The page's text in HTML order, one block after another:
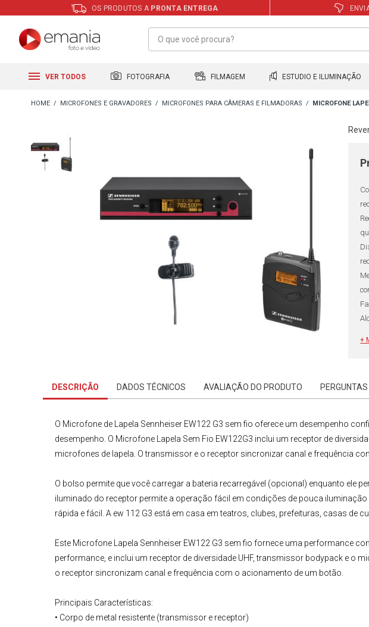
OS PRODUTOS A PRONTA ENTREGA
VER TODOS FOTOGRAFIA FILMAGEM ESTUDIO E ILUMINAÇÃO
MICROFONES E GRAVADORES MICROFONES PARA CÂMERAS E FILMADORAS MICROFONE
+
DESCRIÇÃO DADOS TÉCNICOS AVALIAÇÃO DO PRODUTO
O Microfone de Lapela Sennheiser EW122 G3 sem fio oferece um desempenho
desempenho. O Microfone Lapela Sem Fio EW122G3 inclui um receptor de
microfones de lapela. O transmissor e o receptor sincronizar canal e frequência
O bolso permite que você carregar a bateria recarregável (opcional ) enquanto ele
iluminado do receptor permite a operação fácil em condições de pouca
rápida e fácil. A ew 112 G3 está em casa em teatros clubes prefeituras casas de
Este Microfone Lapela Sennheiser EW122 G3 sem fio fornece uma performance
performance, e inclui um receptor de diversidade UHF, transmissor bodypack e o
o receptor sincronizam canal e frequência com o acionamento de um botão.
Principais Características:
• Corpo de metal resistente (transmissor e receptor)